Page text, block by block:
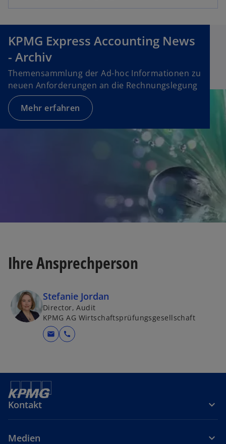
e
r
r
t
ö
f
f
n
t
KPMG Express Accounting News
- Archiv
Themensammlung der Ad-hoc Informationen zu
neuen Anforderungen an die Rechnungslegung
Mehr erfahren
Ihre Ansprechperson
Stefanie Jordan
Director, Audit
KPMG AG Wirtschaftsprüfungsgesellschaft
mail call
Kontakt
Medien